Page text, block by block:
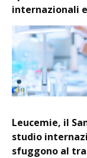
internazionali
Leucemie, il
studio
sfuggono al